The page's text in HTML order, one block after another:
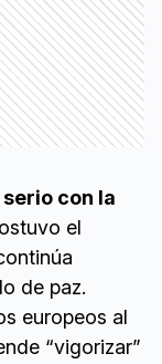
con la
el
de paz.
europeos al
“vigorizar”